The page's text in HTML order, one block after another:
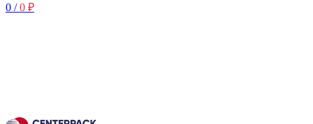
0 / 0 ₽